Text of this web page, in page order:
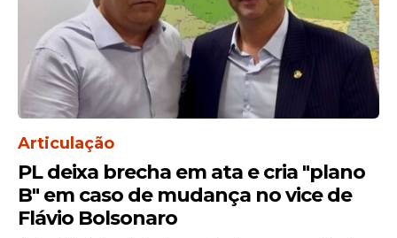
Articulação
PL deixa brecha em ata e cria "plano
B" em caso de mudança no vice de
Flávio Bolsonaro